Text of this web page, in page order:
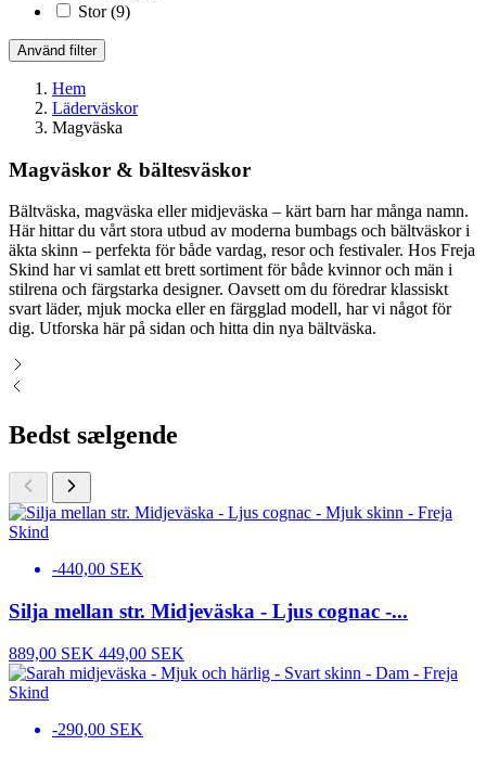
Stor (9)
Använd filter
Hem
Läderväskor
Magväska
Magväskor & bältesväskor
Bältväska, magväska eller midjeväska – kärt barn har många namn.
Här hittar du vårt stora utbud av moderna bumbags och bältväskor i
äkta skinn – perfekta för både vardag, resor och festivaler. Hos Freja
Skind har vi samlat ett brett sortiment för både kvinnor och män i
stilrena och färgstarka designer. Oavsett om du föredrar klassiskt
svart läder, mjuk mocka eller en färgglad modell, har vi något för
dig. Utforska här på sidan och hitta din nya bältväska.
Bedst sælgende
-440,00 SEK
Silja mellan str. Midjeväska - Ljus cognac -...
889,00 SEK 449,00 SEK
-290,00 SEK